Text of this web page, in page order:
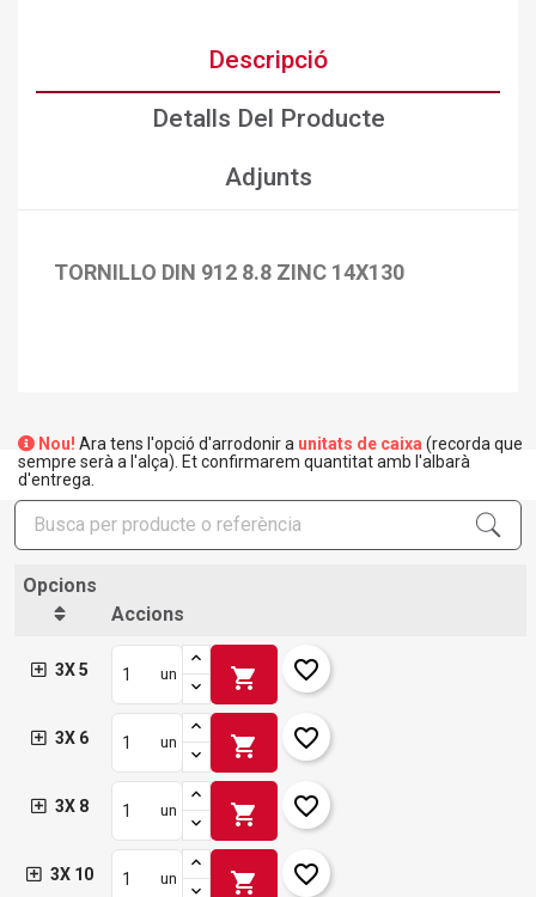
Descripció
Detalls Del Producte
Adjunts
TORNILLO DIN 912 8.8 ZINC 14X130
Nou! Ara tens l'opció d'arrodonir a unitats de caixa (recorda que
sempre serà a l'alça). Et confirmarem quantitat amb l'albarà
d'entrega.
Opcions
Accions
3X 5 un shopping_cart favorite_border
3X 6 un shopping_cart favorite_border
3X 8 un shopping_cart favorite_border
3X 10 un shopping_cart favorite_border